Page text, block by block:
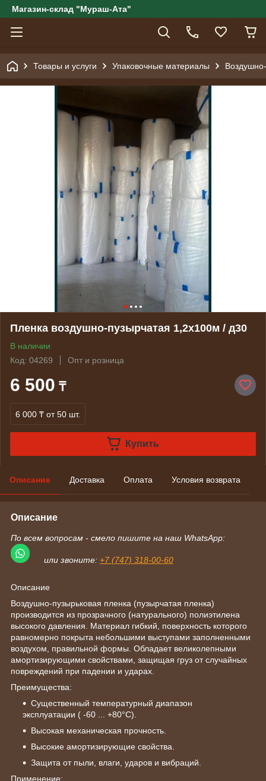
Магазин-склад "Мураш-Ата"
Товары и услуги Упаковочные материалы
Пленка воздушно-пузырчатая 1,2х100м / д30
В наличии
Код: 04269
Опт и розница
6 500 ₸
6 000 ₸ от 50 шт.
Купить
Описание Доставка Оплата Условия возврата
Описание
По всем вопросам - смело пишите на наш WhatsApp:
или звоните: +7 (747) 318-00-60
Описание
Воздушно-пузырьковая пленка (пузырчатая пленка)
производится из прозрачного (натурального) полиэтилена
высокого давления. Материал гибкий, поверхность которого
равномерно покрыта небольшими выступами заполненными
воздухом, правильной формы. Обладает великолепными
амортизирующими свойствами, защищая груз от случайных
повреждений при падении и ударах.
Преимущества:
Существенный температурный диапазон
эксплуатации ( -60 ... +80°С).
Высокая механическая прочность.
Высокие амортизирующие свойства.
Защита от пыли, влаги, ударов и вибраций.
Применение: